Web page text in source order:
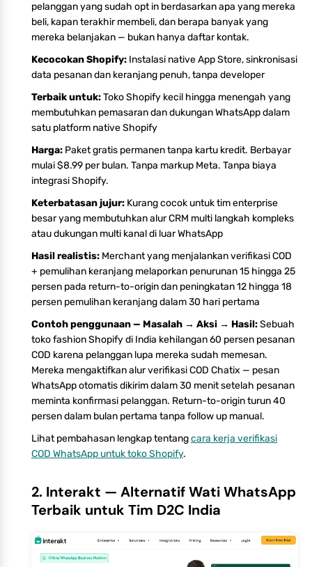
pelanggan yang sudah opt in berdasarkan apa yang mereka
beli, kapan terakhir membeli, dan berapa banyak yang
mereka belanjakan — bukan hanya daftar kontak.
Kecocokan Shopify: Instalasi native App Store, sinkronisasi
data pesanan dan keranjang penuh, tanpa developer
Terbaik untuk:Toko Shopify kecil hingga menengah yang
membutuhkan pemasaran dan dukungan WhatsApp dalam
satu platform native Shopify
Harga: Paket gratis permanen tanpa kartu kredit. Berbayar
mulai $8.99 per bulan. Tanpa markup Meta. Tanpa biaya
integrasi Shopify.
Keterbatasan jujur: Kurang cocok untuk tim enterprise
besar yang membutuhkan alur CRM multi langkah kompleks
atau dukungan multi kanal di luar WhatsApp
Hasil realistis: Merchant yang menjalankan verifikasi COD
+ pemulihan keranjang melaporkan penurunan 15 hingga 25
persen pada return-to-origin dan peningkatan 12 hingga 18
persen pemulihan keranjang dalam 30 hari pertama
Contoh penggunaan — Masalah → Aksi → Hasil:Sebuah
toko fashion Shopify di India kehilangan 60 persen pesanan
COD karena pelanggan lupa mereka sudah memesan.
Mereka mengaktifkan alur verifikasi COD Chatix — pesan
WhatsApp otomatis dikirim dalam 30 menit setelah pesanan
meminta konfirmasi pelanggan. Return-to-origin turun 40
persen dalam bulan pertama tanpa follow up manual.
Lihat pembahasan lengkap tentangcara kerja verifikasi
COD WhatsApp untuk toko Shopify.
2. Interakt — Alternatif Wati WhatsApp
Terbaik untuk Tim D2C India